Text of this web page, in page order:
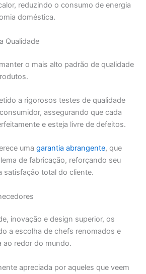
reduzindo o consumo de energia
doméstica.
Qualidade
o mais alto padrão de qualidade
a rigorosos testes de qualidade
assegurando que cada
e esteja livre de defeitos.
umagarantia abrangente, que
de fabricação, reforçando seu
satisfação total do cliente.
inovação e design superior, os
a escolha de chefs renomados e
ao redor do mundo.
apreciada por aqueles que veem